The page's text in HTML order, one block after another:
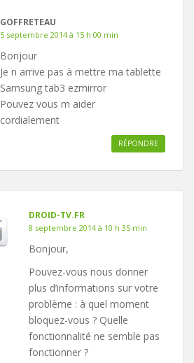
GOFFRETEAU
5 septembre 2014 à 15 h 00 min
Bonjour
Je n arrive pas à mettre ma tablette
Samsung tab3 ezmirror
Pouvez vous m aider
cordialement
RÉPONDRE
DROID-TV.FR
8 septembre 2014 à 10 h 35 min
Bonjour,
Pouvez-vous nous donner
plus d’informations sur votre
problème : à quel moment
bloquez-vous ? Quelle
fonctionnalité ne semble pas
fonctionner ?